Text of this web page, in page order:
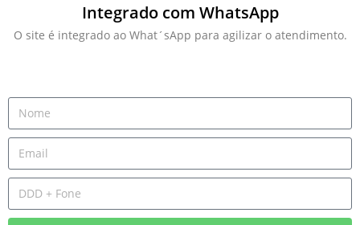
Integrado com WhatsApp
O site é integrado ao What´sApp para agilizar o atendimento.